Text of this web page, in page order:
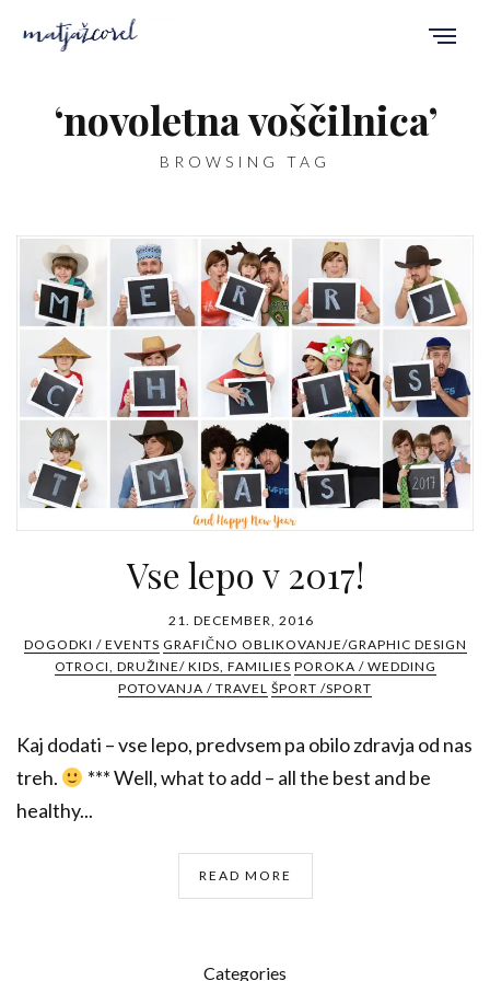
‘novoletna voščilnica’
BROWSING TAG
Vse lepo v 2017!
21. DECEMBER, 2016
DOGODKI / EVENTS GRAFIČNO OBLIKOVANJE/GRAPHIC DESIGN
OTROCI, DRUŽINE/ KIDS, FAMILIES POROKA / WEDDING
POTOVANJA / TRAVEL ŠPORT /SPORT
Kaj dodati – vse lepo, predvsem pa obilo zdravja od nas
treh.
*** Well, what to add – all the best and be
healthy...
READ MORE
Categories